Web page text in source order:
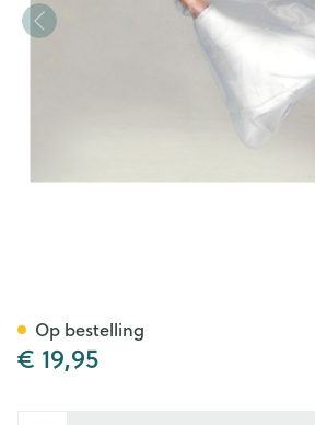
€ 19,95
Op bestelling